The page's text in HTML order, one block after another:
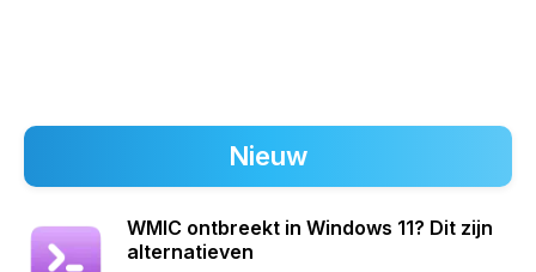
Nieuw
WMIC ontbreekt in Windows 11? Dit zijn
alternatieven